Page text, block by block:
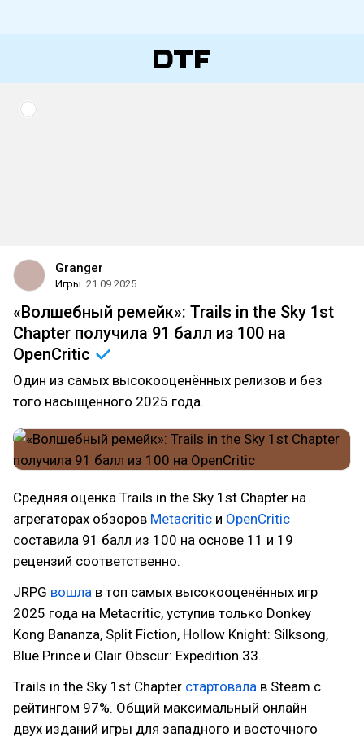
Granger
Игры 21.09.2025
«Волшебный ремейк»: Trails in the Sky 1st
Chapter получила 91 балл из 100 на
OpenCritic
Один из самых высокооценённых релизов и без
того насыщенного 2025 года.
Средняя оценка Trails in the Sky 1st Chapter на
агрегаторах обзоров Metacritic и OpenCritic
составила 91 балл из 100 на основе 11 и 19
рецензий соответственно.
JRPG вошла в топ самых высокооценённых игр
2025 года на Metacritic, уступив только Donkey
Kong Bananza, Split Fiction, Hollow Knight: Silksong,
Blue Prince и Clair Obscur: Expedition 33.
Trails in the Sky 1st Chapter стартовала в Steam с
рейтингом 97%. Общий максимальный онлайн
двух изданий игры для западного и восточного